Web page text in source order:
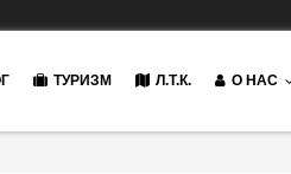
ТУРИЗМ Л.Т.К. О НАС